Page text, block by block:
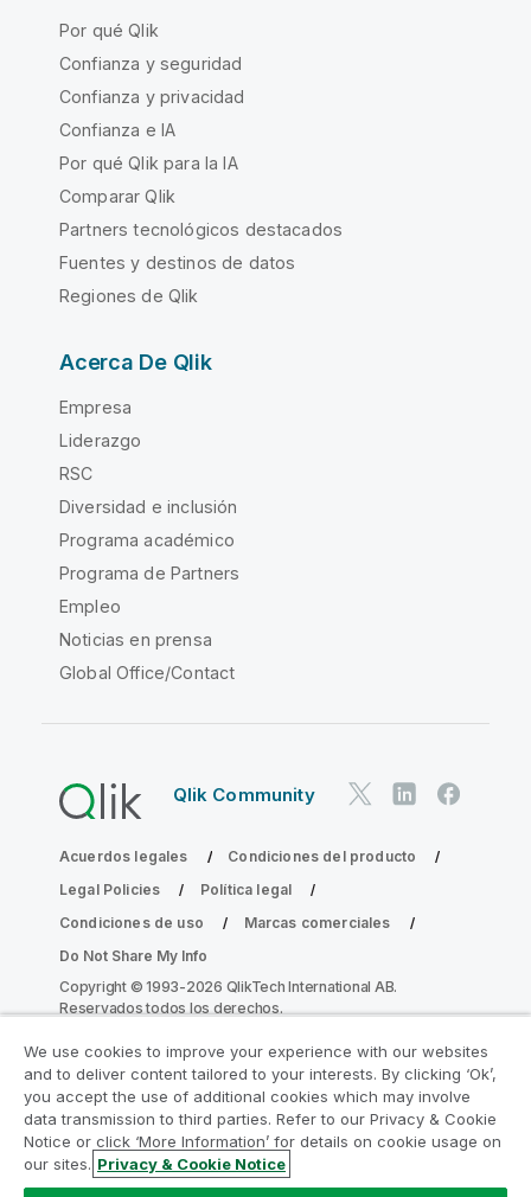
Por qué Qlik
Confianza y seguridad
Confianza y privacidad
Confianza e IA
Por qué Qlik para la IA
Comparar Qlik
Partners tecnológicos destacados
Fuentes y destinos de datos
Regiones de Qlik
Acerca De Qlik
Empresa
Liderazgo
RSC
Diversidad e inclusión
Programa académico
Programa de Partners
Empleo
Noticias en prensa
Global Office/Contact
Qlik Community
Acuerdos legales
Condiciones del producto
Legal Policies
Política legal
Condiciones de uso
Marcas comerciales
Do Not Share My Info
Copyright © 1993-2026 QlikTech International AB.
Reservados todos los derechos.
Únase al Programa de modernización de
la analítica
Modernícese sin comprometer sus valiosas aplicaciones
We use cookies to improve your experience with our websites
and to deliver content tailored to your interests. By clicking ‘Ok’,
you accept the use of additional cookies which may involve
data transmission to third parties. Refer to our Privacy & Cookie
Notice or click ‘More Information’ for details on cookie usage on
our sites. Privacy & Cookie Notice